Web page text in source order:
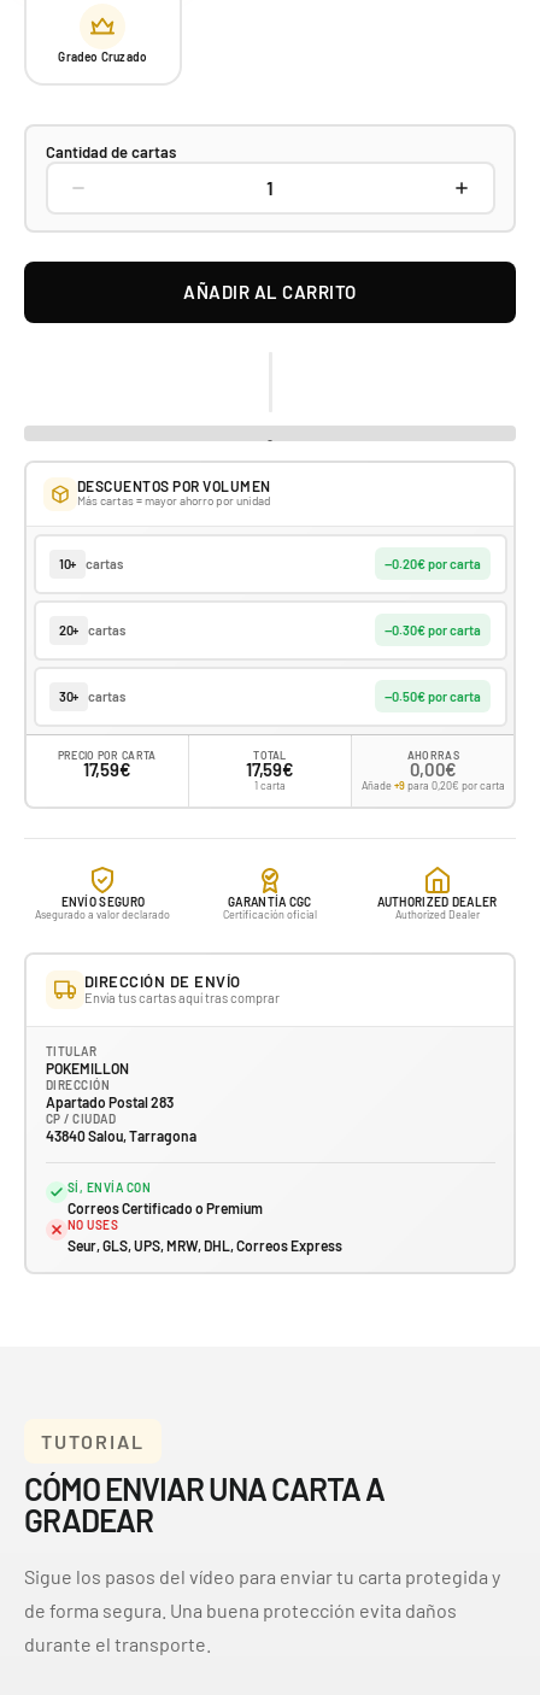
Gradeo Cruzado
Cantidad de cartas
AÑADIR AL CARRITO
DESCUENTOS POR VOLUMEN
Más cartas = mayor ahorro por unidad
10+ cartas −0.20€ por carta
20+ cartas −0.30€ por carta
30+ cartas −0.50€ por carta
PRECIO POR CARTA
17,59€
TOTAL
17,59€
1 carta
AHORRAS
0,00€
Añade+9para 0,20€ por carta
ENVÍO SEGURO
Asegurado a valor declarado
GARANTÍA CGC
Certificación oficial
AUTHORIZED DEALER
Authorized Dealer
DIRECCIÓN DE ENVÍO
Envía tus cartas aquí tras comprar
TITULAR
POKEMILLON
DIRECCIÓN
Apartado Postal 283
CP / CIUDAD
43840 Salou, Tarragona
SÍ, ENVÍA CON
Correos Certificado o Premium
NO USES
Seur, GLS, UPS, MRW, DHL, Correos Express
TUTORIAL
CÓMO ENVIAR UNA CARTA A
GRADEAR
Sigue los pasos del vídeo para enviar tu carta protegida y
de forma segura. Una buena protección evita daños
durante el transporte.